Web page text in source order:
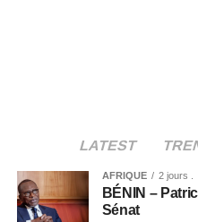
LATEST
AFRIQUE 2 jours .
BÉNIN –
Sénat